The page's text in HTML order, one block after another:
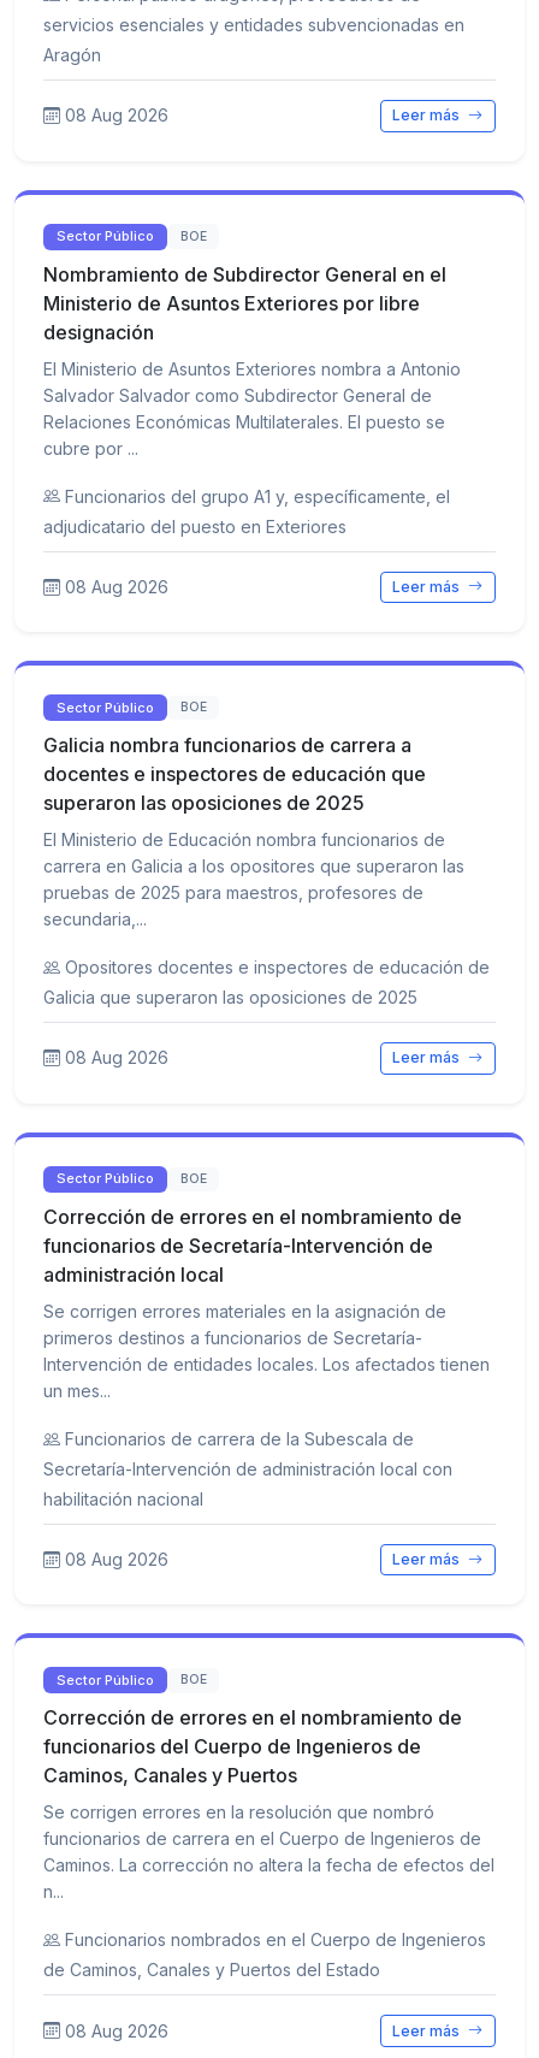
servicios esenciales y entidades subvencionadas en
Aragón
08 Aug 2026 Leer más
Sector Público BOE
Nombramiento de Subdirector General en el
Ministerio de Asuntos Exteriores por libre
designación
El Ministerio de Asuntos Exteriores nombra a Antonio
Salvador Salvador como Subdirector General de
Relaciones Económicas Multilaterales. El puesto se
cubre por ...
Funcionarios del grupo A1 y, específicamente, el
adjudicatario del puesto en Exteriores
08 Aug 2026 Leer más
Sector Público BOE
Galicia nombra funcionarios de carrera a
docentes e inspectores de educación que
superaron las oposiciones de 2025
El Ministerio de Educación nombra funcionarios de
carrera en Galicia a los opositores que superaron las
pruebas de 2025 para maestros, profesores de
secundaria,...
Opositores docentes e inspectores de educación de
Galicia que superaron las oposiciones de 2025
08 Aug 2026 Leer más
Sector Público BOE
Corrección de errores en el nombramiento de
funcionarios de Secretaría-Intervención de
administración local
Se corrigen errores materiales en la asignación de
primeros destinos a funcionarios de Secretaría-
Intervención de entidades locales. Los afectados tienen
un mes...
Funcionarios de carrera de la Subescala de
Secretaría-Intervención de administración local con
habilitación nacional
08 Aug 2026 Leer más
Sector Público BOE
Corrección de errores en el nombramiento de
funcionarios del Cuerpo de Ingenieros de
Caminos, Canales y Puertos
Se corrigen errores en la resolución que nombró
funcionarios de carrera en el Cuerpo de Ingenieros de
Caminos. La corrección no altera la fecha de efectos del
n...
Funcionarios nombrados en el Cuerpo de Ingenieros
de Caminos, Canales y Puertos del Estado
08 Aug 2026 Leer más